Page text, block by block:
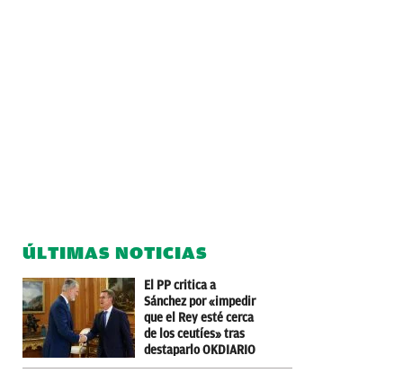
ÚLTIMAS NOTICIAS
El PP critica a
Sánchez por «impedir
que el Rey esté cerca
de los ceutíes» tras
destaparlo OKDIARIO